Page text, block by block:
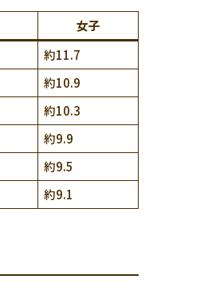
女子
約11.7
約10.9
約10.3
約9.9
約9.5
約9.1